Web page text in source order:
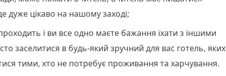
дуже цікаво на нашому заході;
і ви все одно маєте бажання їхати з іншими
заселитися в будь-який зручний для вас готель, яких
тими, хто не потребує проживання та харчування.